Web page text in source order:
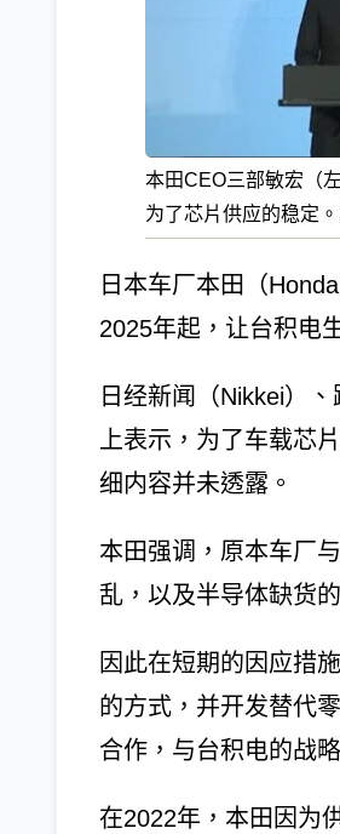
本田CEO三部敏宏（
为了芯片供应的稳定
日本车厂本田（
2025年起，让台积电
日经新闻（Nikkei）
上表示，为了车载芯
细内容并未透露。
本田强调，原本车厂
乱，以及半导体缺货
因此在短期的因应措
的方式，并开发替代
合作，与台积电的战
在2022年，本田因为